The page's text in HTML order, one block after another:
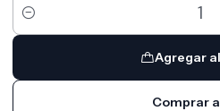
Cantidad
Agregar
Comprar